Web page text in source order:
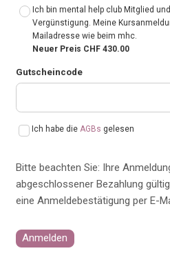
Ich bin mental help club Mitglied
Vergünstigung. Meine
Mailadresse wie beim mhc.
Neuer Preis CHF 430.00
Gutscheincode
Ich habe die AGBs gelesen
Bitte beachten Sie: Ihre
abgeschlossener Bezahlung
eine Anmeldebestätigung per E-
Anmelden